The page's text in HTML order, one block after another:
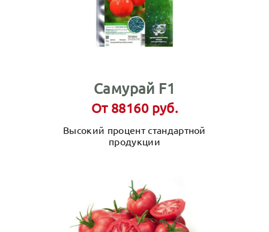
Самурай F1
От 88160 руб.
Высокий процент стандартной
продукции